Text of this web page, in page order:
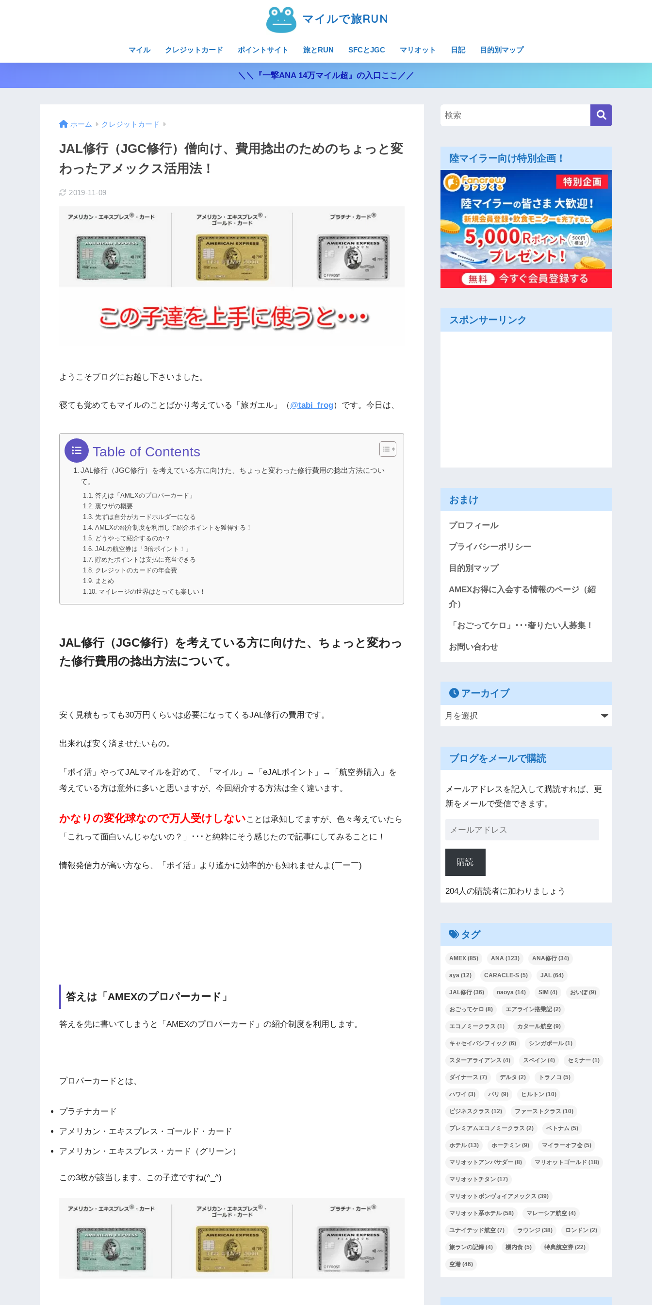
マイルで旅RUN
マイル クレジットカード ポイントサイト 旅とRUN SFCとJGC マリオット 日記 目的別マップ
＼＼『一撃ANA 14万マイル超』の入口ここ／／
ホーム クレジットカード
JAL修行（JGC修行）僧向け、費用捻出のためのちょっと変
わったアメックス活用法！
2019-11-09
ようこそブログにお越し下さいました。
寝ても覚めてもマイルのことばかり考えている「旅ガエル」（@tabi_frog）です。今日は、
Table of Contents
JAL修行（JGC修行）を考えている方に向けた、ちょっと変わった修行費用の捻出方法につい
て。
答えは「AMEXのプロパーカード」
裏ワザの概要
先ずは自分がカードホルダーになる
AMEXの紹介制度を利用して紹介ポイントを獲得する！
どうやって紹介するのか？
JALの航空券は「3倍ポイント！」
貯めたポイントは支払に充当できる
クレジットのカードの年会費
まとめ
マイレージの世界はとっても楽しい！
JAL修行（JGC修行）を考えている方に向けた、ちょっと変わっ
た修行費用の捻出方法について。
安く見積もっても30万円くらいは必要になってくるJAL修行の費用です。
出来れば安く済ませたいもの。
「ポイ活」やってJALマイルを貯めて、「マイル」→「eJALポイント」→「航空券購入」を
考えている方は意外に多いと思いますが、今回紹介する方法は全く違います。
かなりの変化球なので万人受けしないことは承知してますが、色々考えていたら
「これって面白いんじゃないの？」･･･と純粋にそう感じたので記事にしてみることに！
情報発信力が高い方なら、「ポイ活」より遙かに効率的かも知れませんよ(￣ー￣)
答えは「AMEXのプロパーカード」
答えを先に書いてしまうと「AMEXのプロパーカード」の紹介制度を利用します。
プロパーカードとは、
プラチナカード
アメリカン・エキスプレス・ゴールド・カード
アメリカン・エキスプレス・カード（グリーン）
この3枚が該当します。この子達ですね(^_^)
陸マイラー向け特別企画！
スポンサーリンク
おまけ
プロフィール
プライバシーポリシー
目的別マップ
AMEXお得に入会する情報のページ（紹
介）
「おごってケロ」･･･奢りたい人募集！
お問い合わせ
アーカイブ
ブログをメールで購読
メールアドレスを記入して購読すれば、更
新をメールで受信できます。
購読
204人の購読者に加わりましょう
タグ
AMEX (85) ANA (123) ANA修行 (34)
aya (12) CARACLE-S (5) JAL (64)
JAL修行 (36) naoya (14) SIM (4) おいぽ(9)
おごってケロ (8) エアライン搭乗記(2)
エコノミークラス (1) カタール航空 (9)
キャセイパシフィック (6) シンガポール(1)
スターアライアンス (4) スペイン (4) セミナー (1)
ダイナース (7) デルタ (2) トラノコ (5)
ハワイ (3) パリ (9) ヒルトン (10)
ビジネスクラス (12) ファーストクラス (10)
プレミアムエコノミークラス (2) ベトナム (5)
ホテル(13) ホーチミン (9) マイラーオフ会 (5)
マリオットアンバサダー (8) マリオットゴールド (18)
マリオットチタン (17)
マリオットボンヴォイアメックス (39)
マリオット系ホテル(58) マレーシア航空 (4)
ユナイテッド航空 (7) ラウンジ (38) ロンドン (2)
旅ランの記録 (4) 機内食 (5) 特典航空券 (22)
空港 (46)